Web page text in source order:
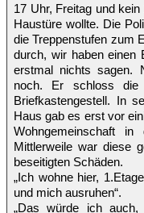
17 Uhr, Freitag und
Haustüre wollte. Die
die Treppenstufen zum
durch, wir haben einen
erstmal nichts sagen.
noch. Er schloss
Briefkastengestell. In
Haus gab es erst vor
Wohngemeinschaft in
Mittlerweile war diese
beseitigten Schäden.
„Ich wohne hier,
und mich ausruhen“.
„Das würde ich